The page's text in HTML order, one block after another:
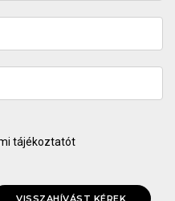
tájékoztatót